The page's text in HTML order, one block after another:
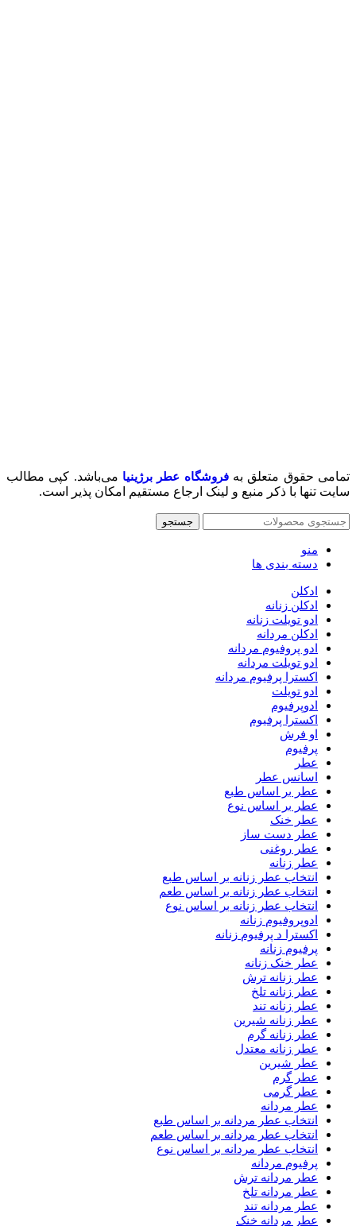
تمامی حقوق متعلق بهفروشگاه عطر برژینیا می‌باشد. کپی مطالب
سایت تنها با ذکر منبع و لینک ارجاع مستقیم امکان پذیر است.
جستجو
منو
دسته بندی ها
ادکلن
ادکلن زنانه
ادو تویلت زنانه
ادکلن مردانه
ادو پروفیوم مردانه
ادو تویلت مردانه
اکسترا پرفیوم مردانه
ادو تویلت
ادوپرفیوم
اکسترا پرفیوم
او فرش
پرفیوم
عطر
اسانس عطر
عطر بر اساس طبع
عطر بر اساس نوع
عطر خنک
عطر دست ساز
عطر روغنی
عطر زنانه
انتخاب عطر زنانه بر اساس طبع
انتخاب عطر زنانه بر اساس طعم
انتخاب عطر زنانه بر اساس نوع
ادوپروفیوم زنانه
اکسترا د پرفیوم زنانه
پرفیوم زنانه
عطر خنک زنانه
عطر زنانه ترش
عطر زنانه تلخ
عطر زنانه تند
عطر زنانه شیرین
عطر زنانه گرم
عطر زنانه معتدل
عطر شیرین
عطر گرم
عطر گرمی
عطر مردانه
انتخاب عطر مردانه بر اساس طبع
انتخاب عطر مردانه بر اساس طعم
انتخاب عطر مردانه بر اساس نوع
پرفیوم مردانه
عطر مردانه ترش
عطر مردانه تلخ
عطر مردانه تند
عطر مردانه خنک